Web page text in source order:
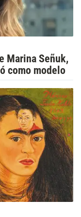
Marina Señuk,
como modelo